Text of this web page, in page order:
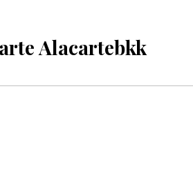
Alacartebkk